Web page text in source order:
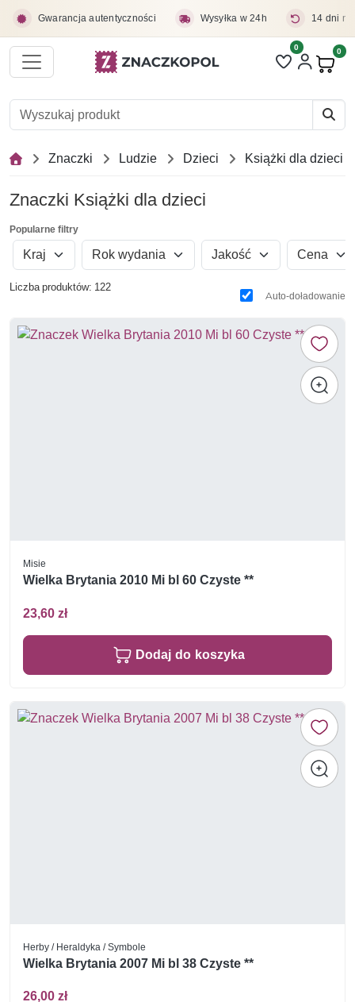
Gwarancja autentyczności Wysyłka w 24h 14 dni
Liczba pozycji
0 0
Znaczki Ludzie Dzieci Książki dla dzieci
Znaczki Książki dla dzieci
Popularne filtry
Kraj Rok wydania Jakość Cena
Liczba produktów: 122
Auto-doładowanie
Misie
Wielka Brytania 2010 Mi bl 60 Czyste **
23,60 zł
Dodaj do koszyka
Herby / Heraldyka / Symbole
Wielka Brytania 2007 Mi bl 38 Czyste **
26,00 zł